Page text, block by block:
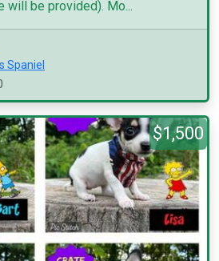
will be provided). Mo...
Spaniel
$1,500